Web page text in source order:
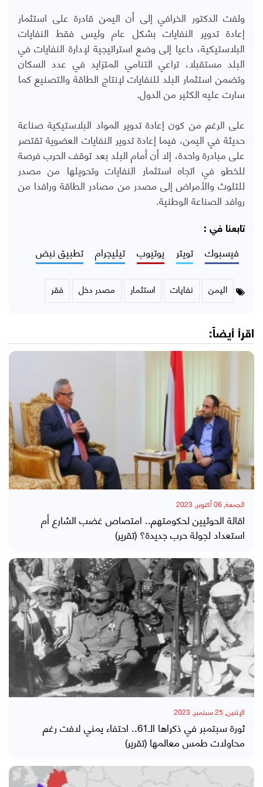
ولفت الدكتور الخرافي إلى أن اليمن قادرة على استثمار
إعادة تدوير النفايات بشكل عام وليس فقط النفايات
البلاستيكية، داعيا إلى وضع استراتيجية لإدارة النفايات في
البلد مستقبلا، تراعي التنامي المتزايد في عدد السكان
وتضمن استثمار البلد للنفايات لإنتاج الطاقة والتصنيع كما
سارت عليه الكثير من الدول.
على الرغم من كون إعادة تدوير المواد البلاستيكية صناعة
حديثة في اليمن، فيما إعادة تدوير النفايات العضوية تقتصر
على مبادرة واحدة، إلا أن أمام البلد بعد توقف الحرب فرصة
للخطو في اتجاه استثمار النفايات وتحويلها من مصدر
للتلوث والأمراض إلى مصدر من مصادر الطاقة ورافدا من
روافد الصناعة الوطنية.
تابعنا في :
فيسبوك تويتر يوتيوب تيليجرام تطبيق نبض
اليمن نفايات استثمار مصدر دخل فقر
اقرأ أيضاً:
الجمعة, 06 أكتوبر, 2023
اقالة الحوثيين لحكومتهم.. امتصاص غضب الشارع أم
استعداد لجولة حرب جديدة؟ (تقرير)
الإثنين, 25 سبتمبر, 2023
ثورة سبتمبر في ذكراها الـ61.. احتفاء يمني لافت رغم
محاولات طمس معالمها (تقرير)